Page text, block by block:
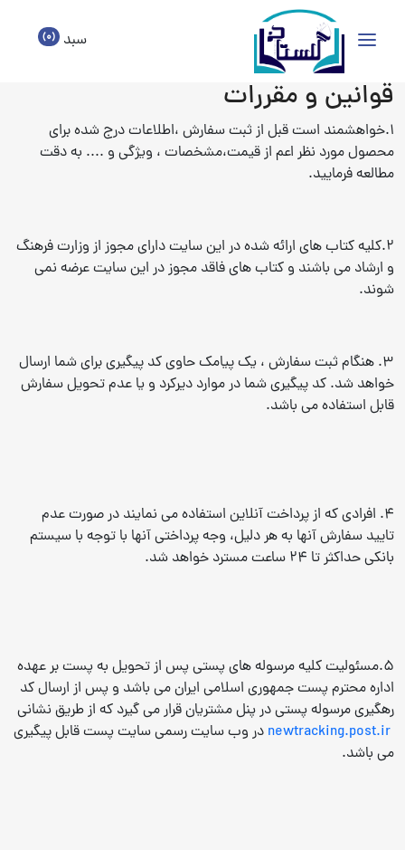
سبد (0)
قوانین و مقررات
1.خواهشمند است قبل از ثبت سفارش ،‌اطلاعات درج شده برای
محصول مورد نظر اعم از قیمت،‌مشخصات ،‌ ویژگی و .... به دقت
مطالعه فرمایید.
2.کلیه کتاب های ارائه شده در این سایت دارای مجوز از وزارت فرهنگ
و ارشاد می باشند و کتاب های فاقد مجوز در این سایت عرضه نمی
شوند.
3. هنگام ثبت سفارش ،‌ یک پیامک حاوی کد پیگیری برای شما ارسال
خواهد شد. کد پیگیری شما در موارد دیرکرد و یا عدم تحویل سفارش
قابل استفاده می باشد.
4. افرادی که از پرداخت آنلاین استفاده می نمایند در صورت عدم
تایید سفارش آنها به هر دلیل، وجه پرداختی آنها با توجه با سیستم
بانکی حداکثر تا 24 ساعت مسترد خواهد شد.
5.مسئولیت کلیه مرسوله های پستی پس از تحویل به پست بر عهده
اداره محترم پست جمهوری اسلامی ایران می باشد و پس از ارسال کد
رهگیری مرسوله پستی در پنل مشتریان قرار می گیرد که از طریق نشانی
newtracking.post.ir در وب سایت رسمی سایت پست قابل پیگیری
می باشد.